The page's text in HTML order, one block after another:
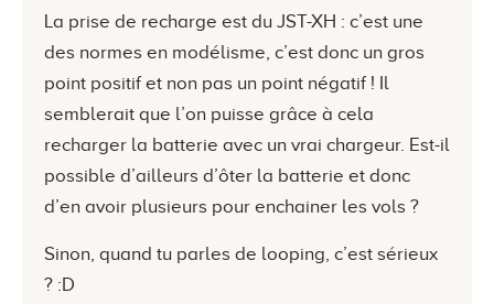
La prise de recharge est du JST-XH : c’est une
des normes en modélisme, c’est donc un gros
point positif et non pas un point négatif ! Il
semblerait que l’on puisse grâce à cela
recharger la batterie avec un vrai chargeur. Est-il
possible d’ailleurs d’ôter la batterie et donc
d’en avoir plusieurs pour enchainer les vols ?
Sinon, quand tu parles de looping, c’est sérieux
? :D